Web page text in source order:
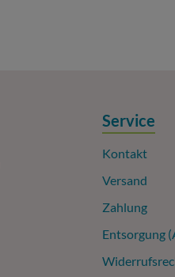
Service
Kontakt
Versand
Zahlung
Entsorgung